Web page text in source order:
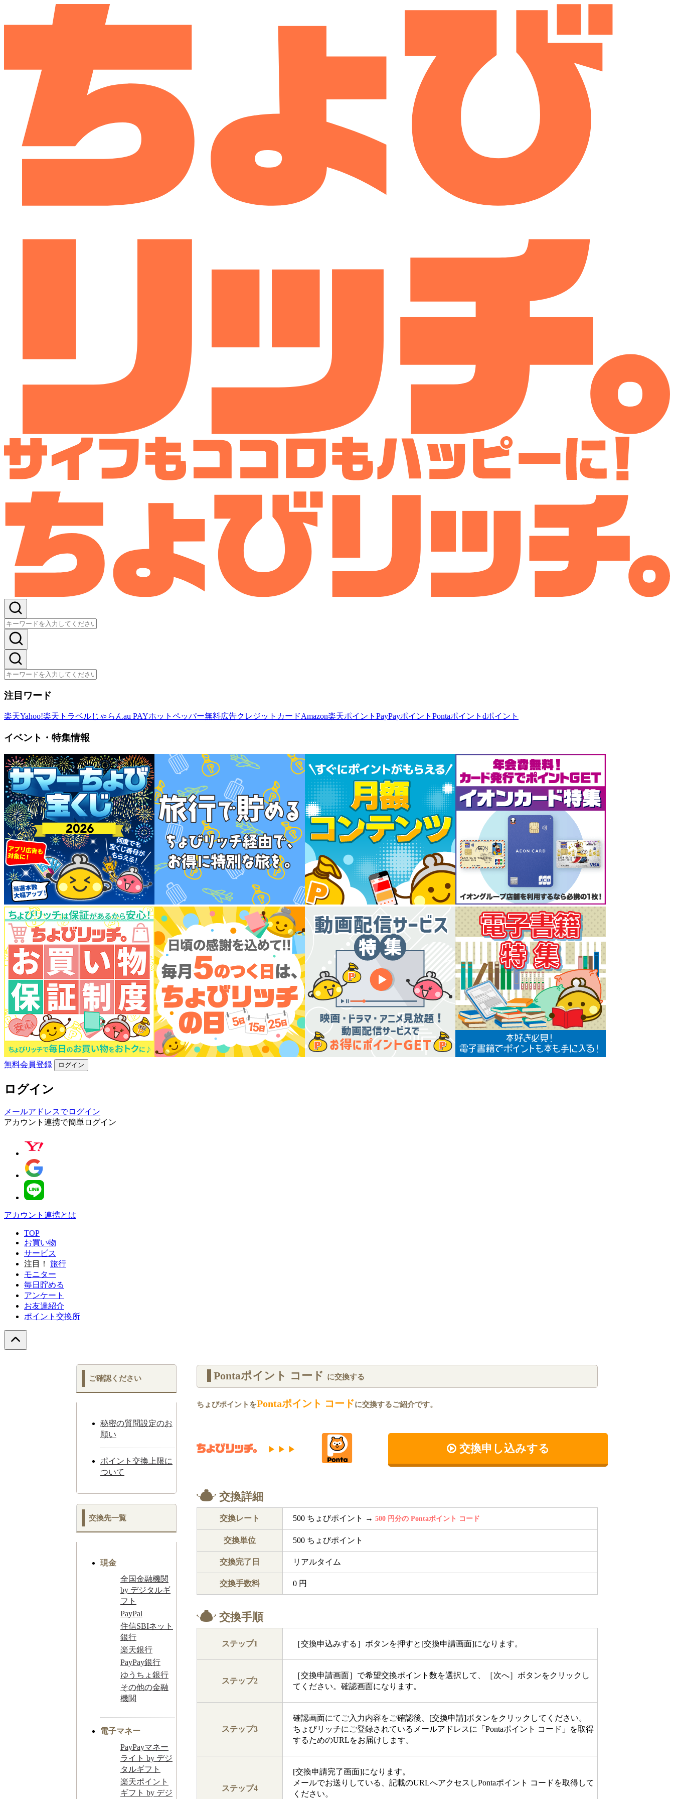
注目ワード
楽天Yahoo!楽天トラベルじゃらんau PAYホットペッパー無料広告クレジットカードAmazon楽天ポイント PayPayポイント Pontaポイント dポイント
イベント・特集情報
無料会員登録 ログイン
ログイン
メールアドレスでログイン
アカウント連携で簡単ログイン
アカウント連携とは
TOP
お買い物
サービス
注目！
旅行
モニター
毎日貯める
アンケート
お友達紹介
ポイント交換所
ご確認ください
秘密の質問設定のお
願い
ポイント交換上限に
ついて
交換先一覧
現金
全国金融機関
by デジタルギ
フト
PayPal
住信SBIネット
銀行
楽天銀行
PayPay銀行
ゆうちょ銀行
その他の金融
機関
電子マネー
PayPayマネー
ライト by デジ
タルギフト
楽天ポイント
ギフト by デジ
Pontaポイント コード に交換する
ちょびポイントをPontaポイント コードに交換するご紹介です。
▶ ▶ ▶ 交換申し込みする
交換詳細
交換レート 500 ちょびポイント → 500 円分の Pontaポイント コード
交換単位 500 ちょびポイント
交換完了日 リアルタイム
交換手数料 0 円
交換手順
ステップ1 ［交換申込みする］ボタンを押すと[交換申請画面]になります。
ステップ2
［交換申請画面］で希望交換ポイント数を選択して、［次へ］ボタンをクリックし
てください。確認画面になります。
ステップ3
確認画面にてご入力内容をご確認後、[交換申請]ボタンをクリックしてください。
ちょびリッチにご登録されているメールアドレスに「Pontaポイント コード」を取得
するためのURLをお届けします。
ステップ4
[交換申請完了画面]になります。
メールでお送りしている、記載のURLへアクセスしPontaポイント コードを取得して
ください。